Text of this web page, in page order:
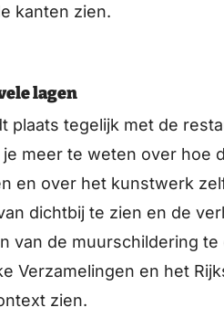
kanten zien.
lagen
plaats tegelijk met de
meer te weten over hoe
en over het kunstwerk
dichtbij te zien en de
van de muurschildering
Verzamelingen en het
zien.